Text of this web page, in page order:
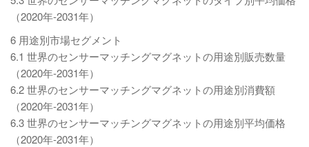
（2020年-2031年）
6 用途別市場セグメント
6.1 世界のセンサーマッチングマグネットの用途別販売数量
（2020年-2031年）
6.2 世界のセンサーマッチングマグネットの用途別消費額
（2020年-2031年）
6.3 世界のセンサーマッチングマグネットの用途別平均価格
（2020年-2031年）